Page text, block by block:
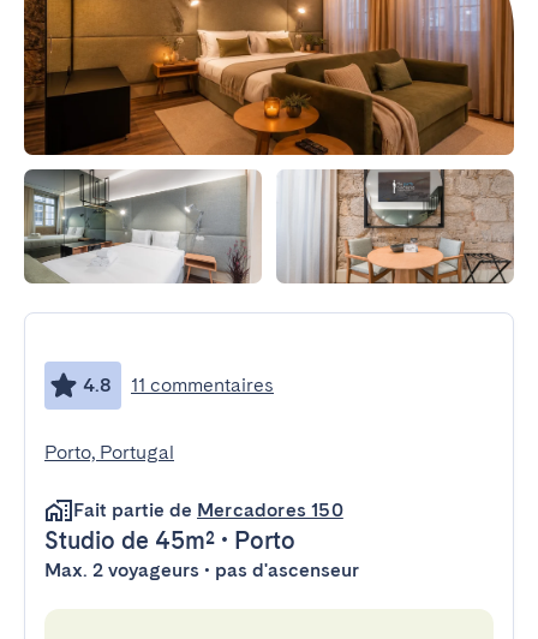
4.8 11 commentaires
Porto, Portugal
Fait partie de Mercadores 150
Studio de 45m² • Porto
Max. 2 voyageurs • pas d'ascenseur